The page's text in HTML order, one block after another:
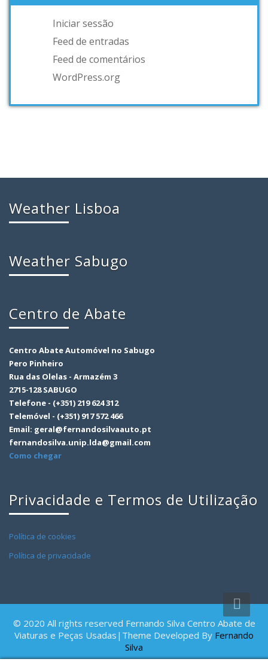
Iniciar sessão
Feed de entradas
Feed de comentários
WordPress.org
Weather Lisboa
Weather Sabugo
Centro de Abate
Centro Abate Automóvel no Sabugo
Pero Pinheiro
Rua das Olelas - Armazém 3
2715-128 SABUGO
Telefone - (+351) 219 624 312
Telemóvel - (+351) 917 572 466
Email: geral@fernandosilvaauto.pt
fernandosilva.unip.lda@gmail.com
Como chegar
Privacidade e Termos de Utilização
Política de cookies
Política de privacidade
© 2020 All rights reserved Fernando Silva Centro Abate de
Viaturas e Peças Usadas|Theme Developed By Fernando
Silva